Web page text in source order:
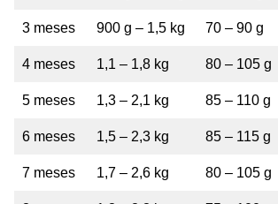
3 meses 900 g – 1,5 kg 70 – 90 g
4 meses 1,1 – 1,8 kg 80 – 105 g
5 meses 1,3 – 2,1 kg 85 – 110 g
6 meses 1,5 – 2,3 kg 85 – 115 g
7 meses 1,7 – 2,6 kg 80 – 105 g